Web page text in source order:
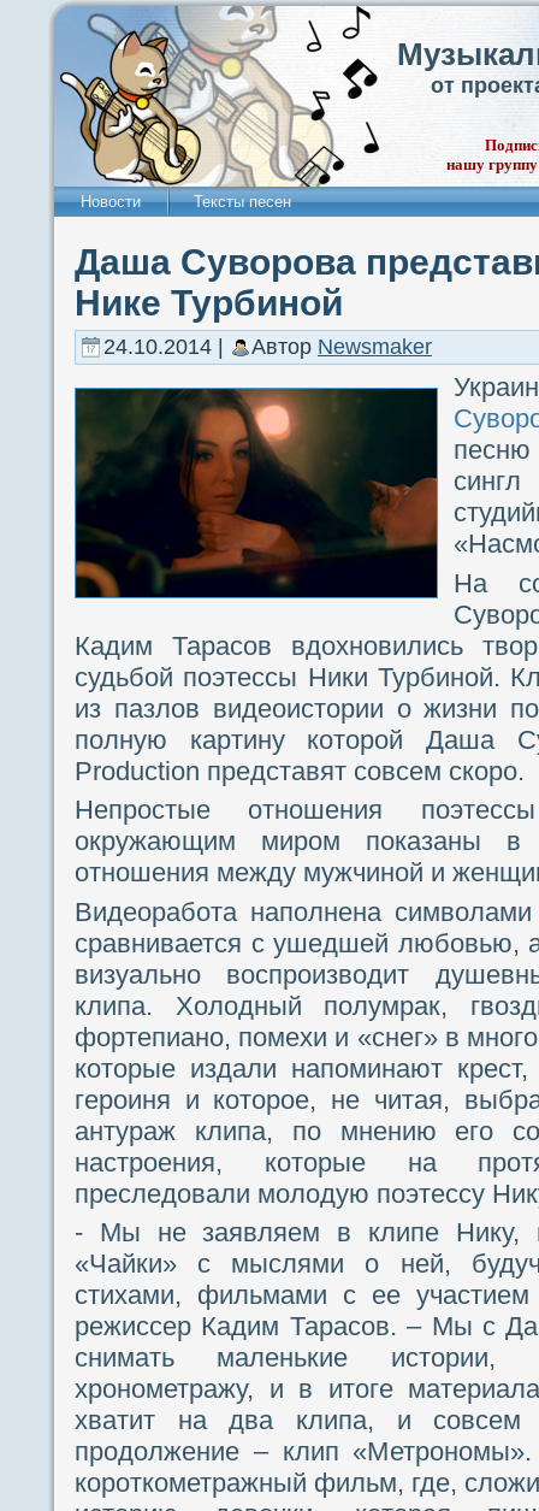
от
нашу
Новости Тексты песен
Даша Суворова
Нике Турбиной
24.10.2014 | Автор Newsmaker
На
Кадим Тарасов вдохновились
судьбой поэтессы Ники Турбиной.
из пазлов видеоистории о жизни
полную картину которой Даша
Production представят совсем скоро.
Непростые отношения
окружающим миром показаны в
отношения между мужчиной и
Видеоработа наполнена
сравнивается с ушедшей любовью,
визуально воспроизводит
клипа. Холодный полумрак,
фортепиано, помехи и «снег» в
которые издали напоминают
героиня и которое, не читая,
антураж клипа, по мнению его
настроения, которые на
преследовали молодую поэтессу
- Мы не заявляем в клипе Нику,
«Чайки» с мыслями о ней,
стихами, фильмами с ее
режиссер Кадим Тарасов. – Мы с
снимать маленькие
хронометражу, и в итоге
хватит на два клипа, и совсем
продолжение – клип
короткометражный фильм, где,